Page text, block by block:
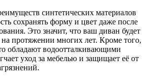
синтетических материалов
сохранять форму и цвет даже после
Это значит, что ваш диван будет
протяжении многих лет. Кроме того,
обладают водоотталкивающими
уход за мебелью и защищает её от